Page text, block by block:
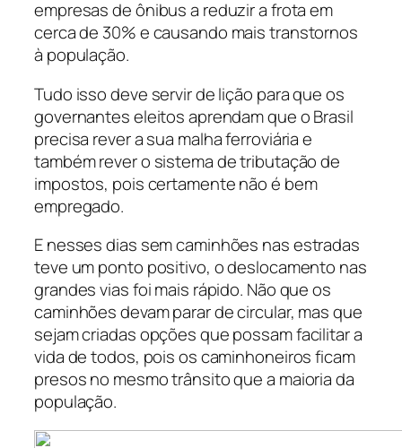
empresas de ônibus a reduzir a frota em
cerca de 30% e causando mais transtornos
à população.
Tudo isso deve servir de lição para que os
governantes eleitos aprendam que o Brasil
precisa rever a sua malha ferroviária e
também rever o sistema de tributação de
impostos, pois certamente não é bem
empregado.
E nesses dias sem caminhões nas estradas
teve um ponto positivo, o deslocamento nas
grandes vias foi mais rápido. Não que os
caminhões devam parar de circular, mas que
sejam criadas opções que possam facilitar a
vida de todos, pois os caminhoneiros ficam
presos no mesmo trânsito que a maioria da
população.